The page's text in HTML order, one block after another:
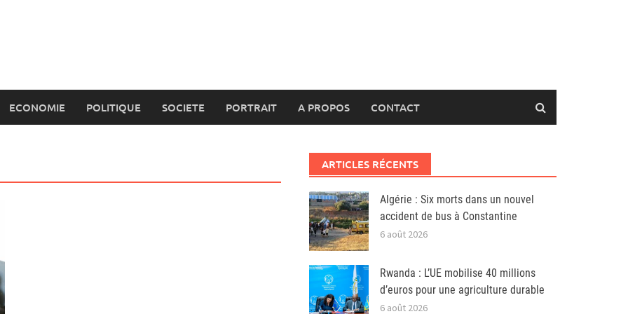
ECONOMIE POLITIQUE SOCIETE PORTRAIT A PROPOS CONTACT
ARTICLES RÉCENTS
Algérie : Six morts dans un nouvel
accident de bus à Constantine
6 août 2026
Rwanda : L’UE mobilise 40 millions
d’euros pour une agriculture durable
6 août 2026